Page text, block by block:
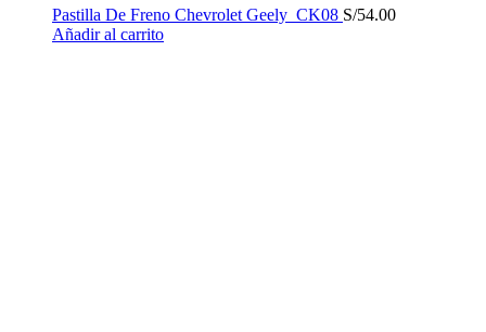
Pastilla De Freno Chevrolet Geely_CK08 S/54.00
Añadir al carrito